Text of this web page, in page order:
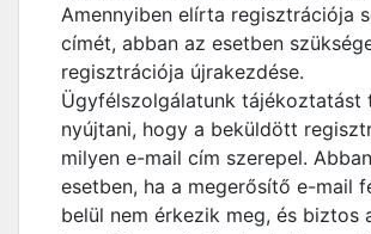
Amennyiben elírta regisztrációja
címét, abban az esetben
regisztrációja újrakezdése.
Ügyfélszolgálatunk tájékoztatást
nyújtani, hogy a beküldött
milyen e-mail cím szerepel.
esetben, ha a megerősítő e-mail
belül nem érkezik meg, és biztos